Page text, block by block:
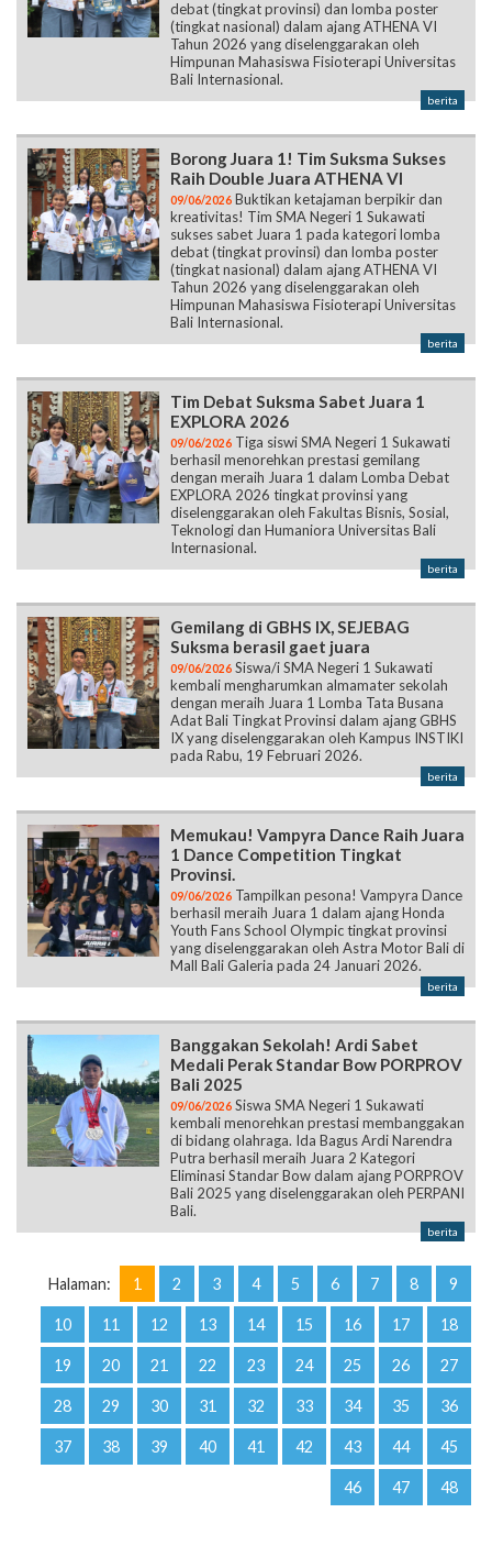
debat (tingkat provinsi) dan lomba poster
(tingkat nasional) dalam ajang ATHENA VI
Tahun 2026 yang diselenggarakan oleh
Himpunan Mahasiswa Fisioterapi Universitas
Bali Internasional.
berita
Borong Juara 1! Tim Suksma Sukses
Raih Double Juara ATHENA VI
09/06/2026 Buktikan ketajaman berpikir dan
kreativitas! Tim SMA Negeri 1 Sukawati
sukses sabet Juara 1 pada kategori lomba
debat (tingkat provinsi) dan lomba poster
(tingkat nasional) dalam ajang ATHENA VI
Tahun 2026 yang diselenggarakan oleh
Himpunan Mahasiswa Fisioterapi Universitas
Bali Internasional.
berita
Tim Debat Suksma Sabet Juara 1
EXPLORA 2026
09/06/2026 Tiga siswi SMA Negeri 1 Sukawati
berhasil menorehkan prestasi gemilang
dengan meraih Juara 1 dalam Lomba Debat
EXPLORA 2026 tingkat provinsi yang
diselenggarakan oleh Fakultas Bisnis, Sosial,
Teknologi dan Humaniora Universitas Bali
Internasional.
berita
Gemilang di GBHS IX, SEJEBAG
Suksma berasil gaet juara
09/06/2026 Siswa/i SMA Negeri 1 Sukawati
kembali mengharumkan almamater sekolah
dengan meraih Juara 1 Lomba Tata Busana
Adat Bali Tingkat Provinsi dalam ajang GBHS
IX yang diselenggarakan oleh Kampus INSTIKI
pada Rabu, 19 Februari 2026.
berita
Memukau! Vampyra Dance Raih Juara
1 Dance Competition Tingkat
Provinsi.
09/06/2026 Tampilkan pesona! Vampyra Dance
berhasil meraih Juara 1 dalam ajang Honda
Youth Fans School Olympic tingkat provinsi
yang diselenggarakan oleh Astra Motor Bali di
Mall Bali Galeria pada 24 Januari 2026.
berita
Banggakan Sekolah! Ardi Sabet
Medali Perak Standar Bow PORPROV
Bali 2025
09/06/2026 Siswa SMA Negeri 1 Sukawati
kembali menorehkan prestasi membanggakan
di bidang olahraga. Ida Bagus Ardi Narendra
Putra berhasil meraih Juara 2 Kategori
Eliminasi Standar Bow dalam ajang PORPROV
Bali 2025 yang diselenggarakan oleh PERPANI
Bali.
berita
Halaman: 1 2 3 4 5 6 7 8 9
10 11 12 13 14 15 16 17 18
19 20 21 22 23 24 25 26 27
28 29 30 31 32 33 34 35 36
37 38 39 40 41 42 43 44 45
46 47 48